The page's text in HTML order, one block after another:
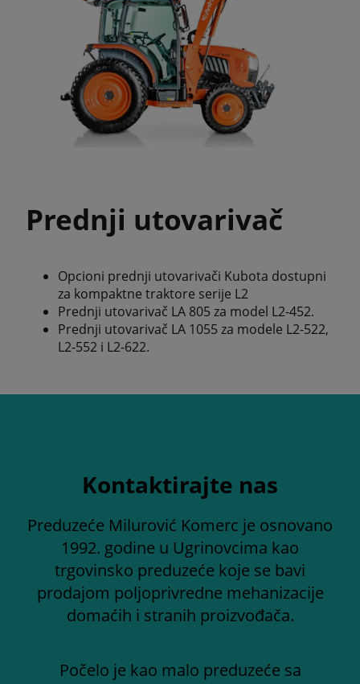
Prednji utovarivač
Opcioni prednji utovarivači Kubota dostupni
za kompaktne traktore serije L2
Prednji utovarivač LA 805 za model L2-452.
Prednji utovarivač LA 1055 za modele L2-522,
L2-552 i L2-622.
Kontaktirajte nas
Preduzeće Milurović Komerc je osnovano
1992. godine u Ugrinovcima kao
trgovinsko preduzeće koje se bavi
prodajom poljoprivredne mehanizacije
domaćih i stranih proizvođača.
Počelo je kao malo preduzeće sa